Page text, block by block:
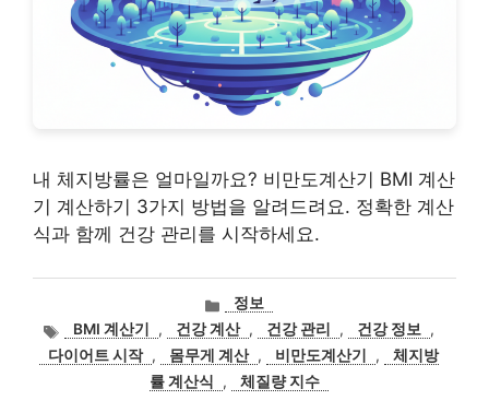
내 체지방률은 얼마일까요? 비만도계산기 BMI 계산
기 계산하기 3가지 방법을 알려드려요. 정확한 계산
식과 함께 건강 관리를 시작하세요.
카
테
고
리
정보
태
그
BMI 계산기 , 건강 계산 , 건강 관리 , 건강 정보
,
다이어트 시작 , 몸무게 계산 , 비만도계산기 ,
체지방
률 계산식
, 체질량 지수